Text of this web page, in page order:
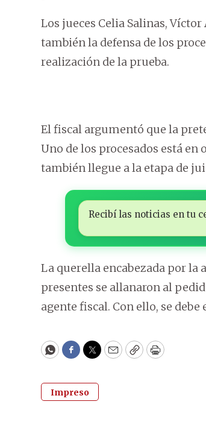
Los jueces Celia Salinas,
también la defensa de los
realización de la prueba.
El fiscal argumentó que la
Uno de los procesados está
también llegue a la etapa de
Recibí las noticias en tu
La querella encabezada por la
presentes se allanaron al
agente fiscal. Con ello, se
WhatsApp
Facebook
Twitter
EmailCopyPrint
Impreso